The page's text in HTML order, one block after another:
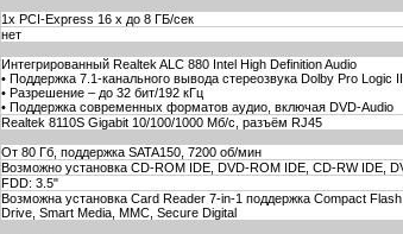
1х PCI-Express 16 x до 8 ГБ/сек
нет
Интегрированный Realtek ALC 880 Intel High Definition Audio
• Поддержка 7.1-канального вывода стереозвука Dolby Pro Logic
• Разрешение – до 32 бит/192 кГц
• Поддержка современных форматов аудио, включая DVD-Audio
Realtek 8110S Gigabit 10/100/1000 Мб/с, разъём RJ45
От 80 Гб, поддержка SATA150, 7200 об/мин
Возможно установка CD-ROM IDE, DVD-ROM IDE, CD-RW IDE,
FDD: 3.5"
Возможна установка Card Reader 7-in-1 поддержка Compact
Drive, Smart Media, MMC, Secure Digital